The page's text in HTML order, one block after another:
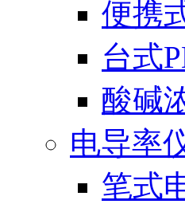
便携
台式
酸碱
电导率
笔式